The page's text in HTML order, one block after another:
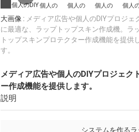
大画像 : メディア広告や個人のDIYプロジェ
に最適な、ラップトップスキン作成機。ラ
トップスキンプロテクター作成機能を提供
す。
メディア広告や個人のDIYプロジェク
ー作成機能を提供します。
説明
システムを作る